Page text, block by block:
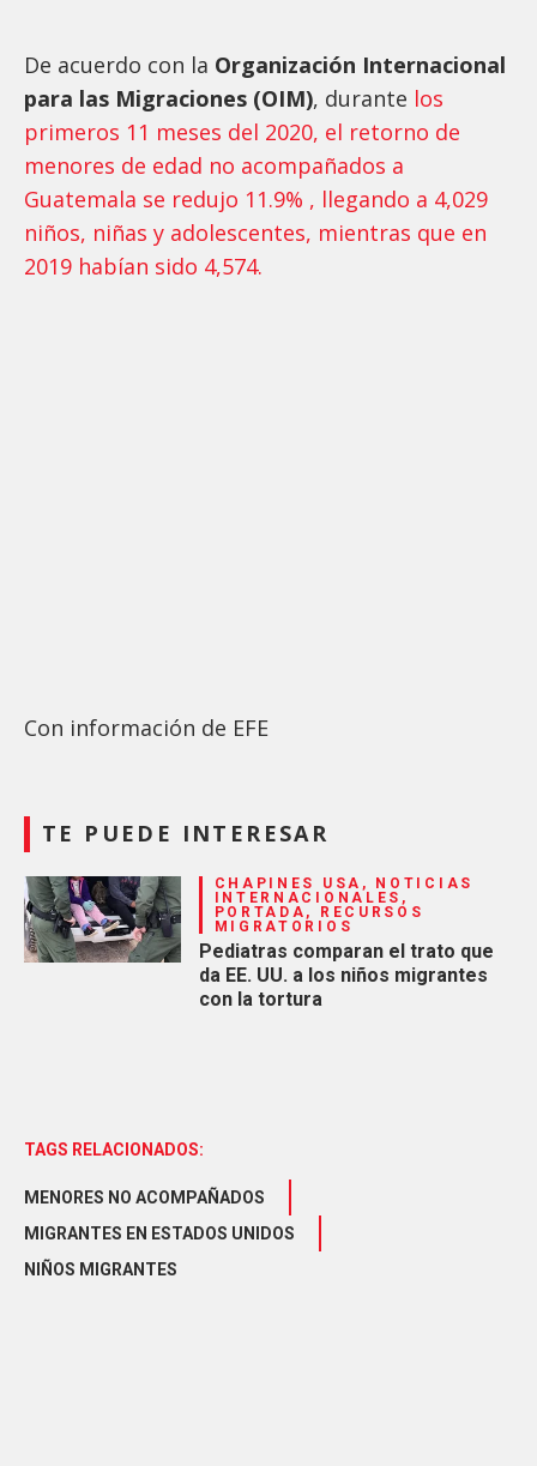
De acuerdo con la Organización Internacional
para las Migraciones (OIM), durante los
primeros 11 meses del 2020, el retorno de
menores de edad no acompañados a
Guatemala se redujo 11.9% , llegando a 4,029
niños, niñas y adolescentes, mientras que en
2019 habían sido 4,574.
Con información de EFE
TE PUEDE INTERESAR
CHAPINES USA, NOTICIAS
INTERNACIONALES,
PORTADA, RECURSOS
MIGRATORIOS
Pediatras comparan el trato que
da EE. UU. a los niños migrantes
con la tortura
TAGS RELACIONADOS:
MENORES NO ACOMPAÑADOS
MIGRANTES EN ESTADOS UNIDOS
NIÑOS MIGRANTES